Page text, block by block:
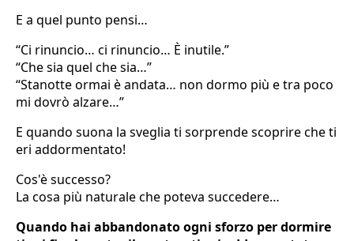
E a quel punto pensi…
“Ci rinuncio… ci rinuncio… È inutile.”
“Che sia quel che sia…”
“Stanotte ormai è andata… non dormo più e tra poco
mi dovrò alzare…”
E quando suona la sveglia ti sorprende scoprire che ti
eri addormentato!
Cos'è successo?
La cosa più naturale che poteva succedere…
Quando hai abbandonato ogni sforzo per dormire